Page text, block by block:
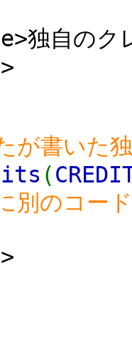
自のク
書いた
(
のコード